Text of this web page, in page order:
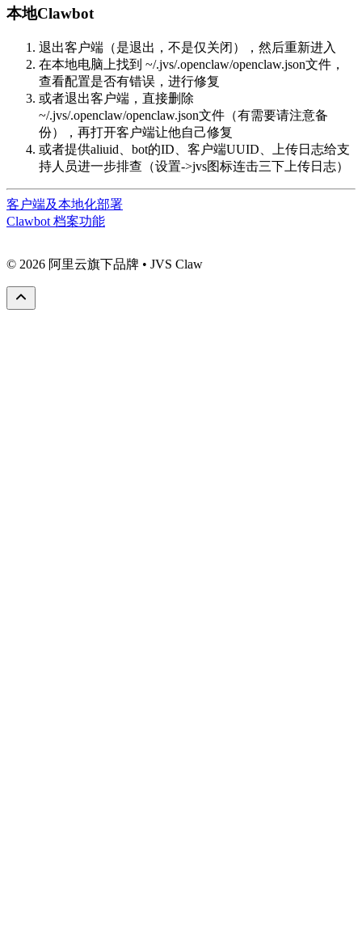
本地Clawbot
退出客户端（是退出，不是仅关闭），然后重新进入
在本地电脑上找到 ~/.jvs/.openclaw/openclaw.json文件，
查看配置是否有错误，进行修复
或者退出客户端，直接删除
~/.jvs/.openclaw/openclaw.json文件（有需要请注意备
份），再打开客户端让他自己修复
或者提供aliuid、bot的ID、客户端UUID、上传日志给支
持人员进一步排查（设置->jvs图标连击三下上传日志）
客户端及本地化部署
Clawbot 档案功能
© 2026 阿里云旗下品牌 • JVS Claw